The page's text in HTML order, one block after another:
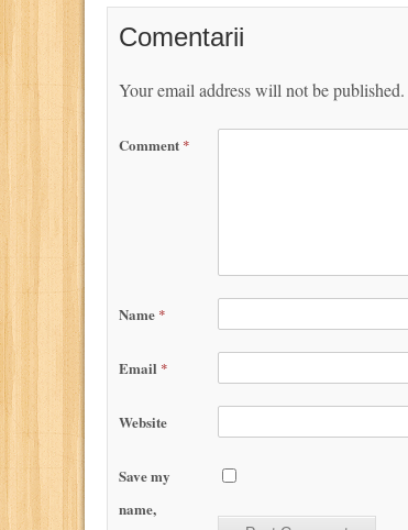
Comentarii
Your email address will not be published.
Comment *
Name *
Email *
Website
Save my
name,